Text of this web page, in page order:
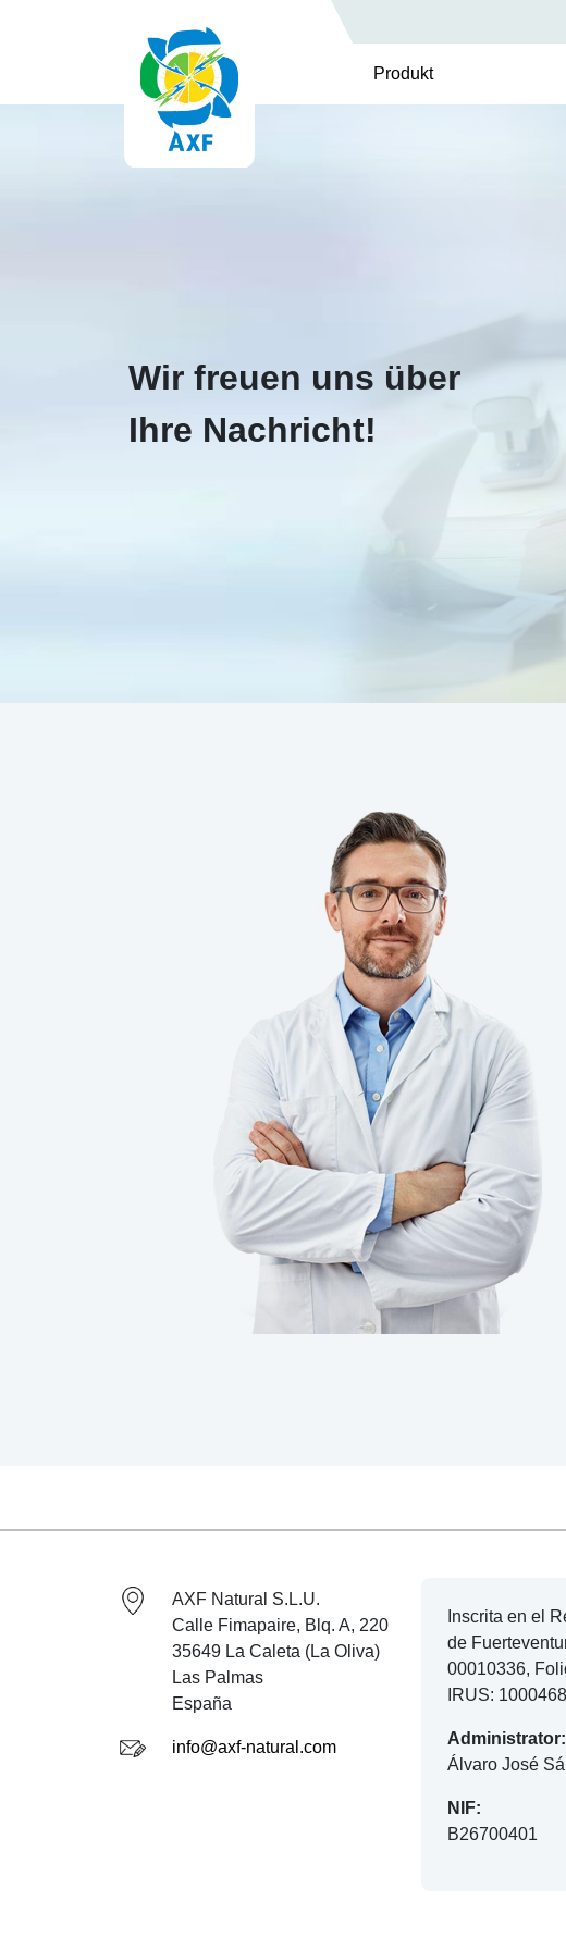
Produkt
Wir freuen uns über
Ihre Nachricht!
AXF Natural S.L.U.
Calle Fimapaire, Blq. A, 220
35649 La Caleta (La Oliva)
Las Palmas
España
info@axf-natural.com
Inscrita en el
de
00010336,
IRUS:
Administrator:
Álvaro José
NIF:
B26700401